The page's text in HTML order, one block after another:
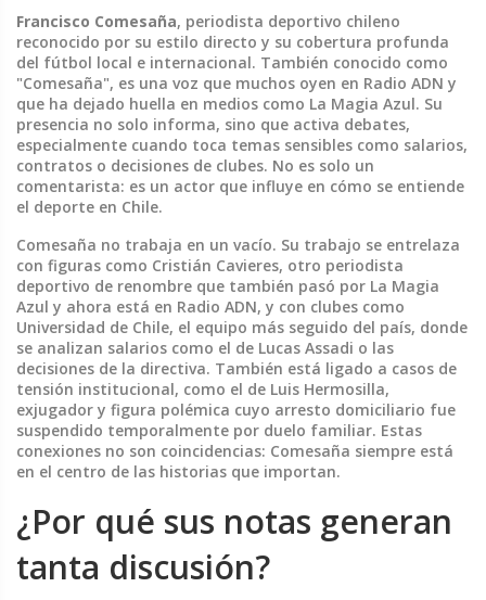
Francisco Comesaña, periodista deportivo chileno
reconocido por su estilo directo y su cobertura profunda
del fútbol local e internacional. También conocido como
"Comesaña", es una voz que muchos oyen en Radio ADN y
que ha dejado huella en medios como La Magia Azul. Su
presencia no solo informa, sino que activa debates,
especialmente cuando toca temas sensibles como salarios,
contratos o decisiones de clubes. No es solo un
comentarista: es un actor que influye en cómo se entiende
el deporte en Chile.
Comesaña no trabaja en un vacío. Su trabajo se entrelaza
con figuras como Cristián Cavieres, otro periodista
deportivo de renombre que también pasó por La Magia
Azul y ahora está en Radio ADN, y con clubes como
Universidad de Chile, el equipo más seguido del país, donde
se analizan salarios como el de Lucas Assadi o las
decisiones de la directiva. También está ligado a casos de
tensión institucional, como el de Luis Hermosilla,
exjugador y figura polémica cuyo arresto domiciliario fue
suspendido temporalmente por duelo familiar. Estas
conexiones no son coincidencias: Comesaña siempre está
en el centro de las historias que importan.
¿Por qué sus notas generan
tanta discusión?